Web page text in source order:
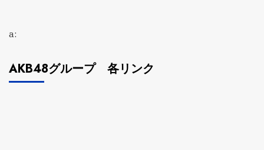
a:
AKB48グループ 各リンク